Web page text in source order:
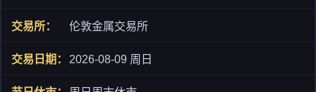
伦敦金属交易所
2026-08-09 周日